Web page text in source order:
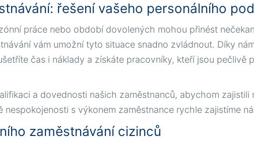
řešení vašeho personálního
práce nebo období dovolených mohou přinést
vám umožní tyto situace snadno zvládnout. Díky
čas i náklady a získáte pracovníky, kteří jsou pečlivě
a dovednosti našich zaměstnanců, abychom zajistili
nespokojenosti s výkonem zaměstnance rychle zajistíme
zaměstnávání cizinců